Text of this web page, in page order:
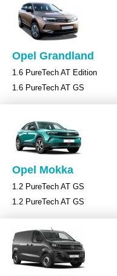
Opel Grandland
1.6 PureTech AT Edition
1.6 PureTech AT GS
Opel Mokka
1.2 PureTech AT GS
1.2 PureTech AT GS